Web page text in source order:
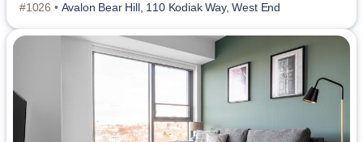
#1026 • Avalon Bear Hill, 110 Kodiak Way, West End